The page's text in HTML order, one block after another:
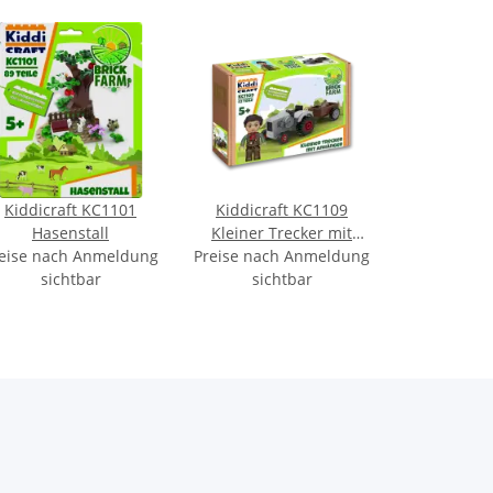
Kiddicraft KC1101
Hasenstall
nach Anmeldung
sichtbar
Kiddicraft KC1109
Kleiner Trecker mit
Anhänger
Preise nach Anmeldung
sichtbar